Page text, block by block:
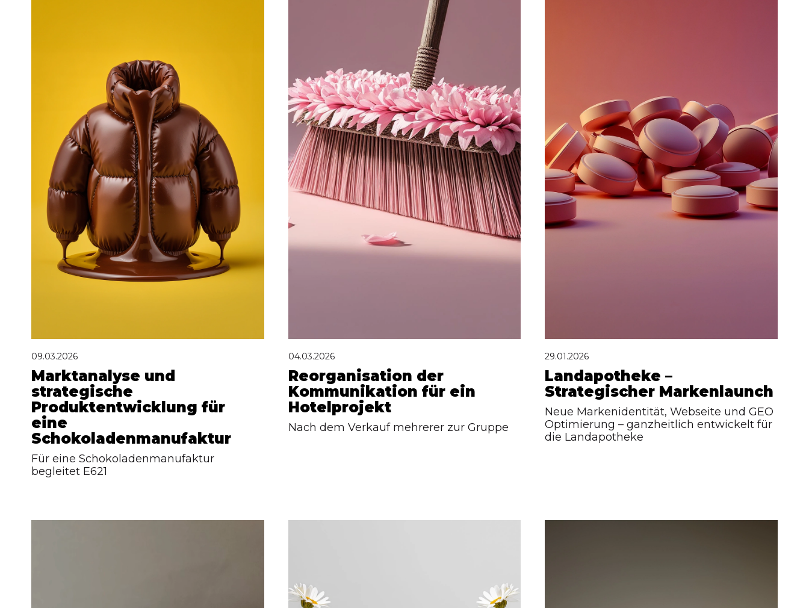
09.03.2026
Marktanalyse und
strategische
Produktentwicklung für
eine
Schokoladenmanufaktur
Für eine Schokoladenmanufaktur
begleitet E621
04.03.2026
Reorganisation der
Kommunikation für ein
Hotelprojekt
Nach dem Verkauf mehrerer zur Gruppe
29.01.2026
Landapotheke –
Strategischer Markenlaunch
Neue Markenidentität, Webseite und GEO
Optimierung – ganzheitlich entwickelt für
die Landapotheke